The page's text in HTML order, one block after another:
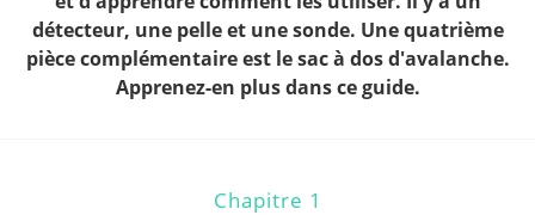
détecteur, une pelle et une sonde. Une quatrième
pièce complémentaire est le sac à dos d'avalanche.
Apprenez-en plus dans ce guide.
Chapitre 1